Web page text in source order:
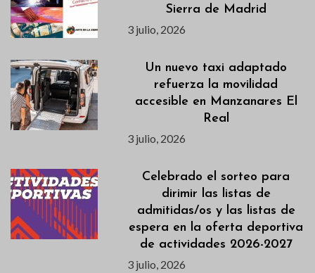
Sierra de Madrid
3 julio, 2026
Un nuevo taxi adaptado
refuerza la movilidad
accesible en Manzanares El
Real
3 julio, 2026
Celebrado el sorteo para
dirimir las listas de
admitidas/os y las listas de
espera en la oferta deportiva
de actividades 2026-2027
3 julio, 2026